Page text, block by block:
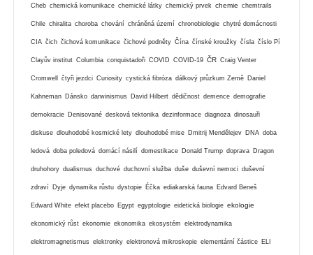
Cheb chemická komunikace chemické látky chemický prvek chemie chemtrails
Chile chiralita choroba chování chráněná území chronobiologie chytré domácnosti
CIA čich čichová komunikace čichové podněty Čína čínské kroužky čísla číslo Pí
Clayův institut Columbia conquistadoři COVID COVID-19 ČR Craig Venter
Cromwell čtyři jezdci Curiosity cystická fibróza dálkový průzkum Země Daniel
Kahneman Dánsko darwinismus David Hilbert dědičnost demence demografie
demokracie Denisované desková tektonika dezinformace diagnoza dinosauři
diskuse dlouhodobé kosmické lety dlouhodobé mise Dmitrij Mendělejev DNA doba
ledová doba poledová domácí násilí domestikace Donald Trump doprava Dragon
druhohory dualismus duchové duchovní služba duše duševní nemoci duševní
zdraví Dyje dynamika růstu dystopie Éčka ediakarská fauna Edvard Beneš
Edward White efekt placebo Egypt egyptologie eidetická biologie ekologie
ekonomický růst ekonomie ekonomika ekosystém elektrodynamika
elektromagnetismus elektronky elektronová mikroskopie elementární částice ELI